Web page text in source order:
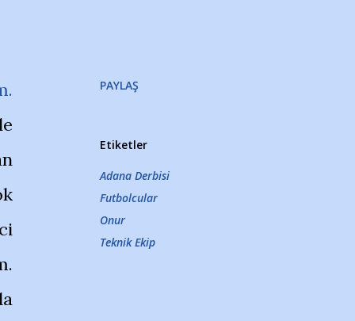
PAYLAŞ
Etiketler
Adana Derbisi
Futbolcular
Onur
Teknik Ekip